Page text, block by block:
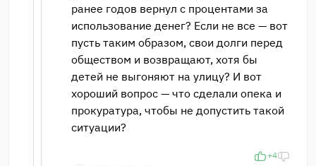
ранее годов вернул с процентами за
использование денег? Если не все — вот
пусть таким образом, свои долги перед
обществом и возвращают, хотя бы
детей не выгоняют на улицу? И вот
хороший вопрос — что сделали опека и
прокуратура, чтобы не допустить такой
ситуации?
+4